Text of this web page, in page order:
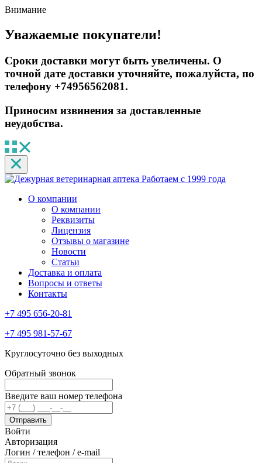
Внимание
Уважаемые покупатели!
Сроки доставки могут быть увеличены. О
точной дате доставки уточняйте, пожалуйста, по
телефону +74956562081.
Приносим извинения за доставленные
неудобства.
Работаем с 1999 года
О компании
О компании
Реквизиты
Лицензия
Отзывы о магазине
Новости
Статьи
Доставка и оплата
Вопросы и ответы
Контакты
+7 495 656-20-81
+7 495 981-57-67
Круглосуточно без выходных
Обратный звонок
Введите ваш номер телефона
Войти
Авторизация
Логин / телефон / e-mail